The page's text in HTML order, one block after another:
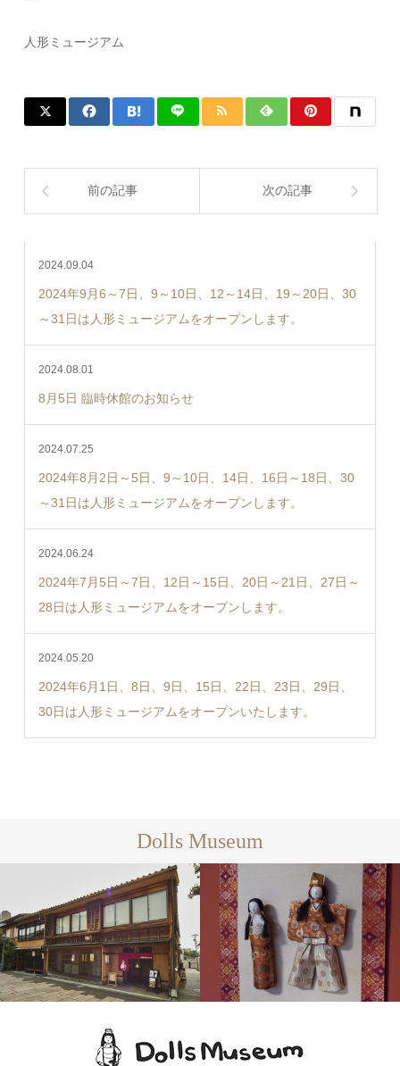
人形ミュージアム
前の記事 次の記事
2024.09.04
2024年9月6～7日、9～10日、12～14日、19～20日、30
～31日は人形ミュージアムをオープンします。
2024.08.01
8月5日 臨時休館のお知らせ
2024.07.25
2024年8月2日～5日、9～10日、14日、16日～18日、30
～31日は人形ミュージアムをオープンします。
2024.06.24
2024年7月5日～7日、12日～15日、20日～21日、27日～
28日は人形ミュージアムをオープンします。
2024.05.20
2024年6月1日、8日、9日、15日、22日、23日、29日、
30日は人形ミュージアムをオープンいたします。
Dolls Museum
Dolls Museumとは